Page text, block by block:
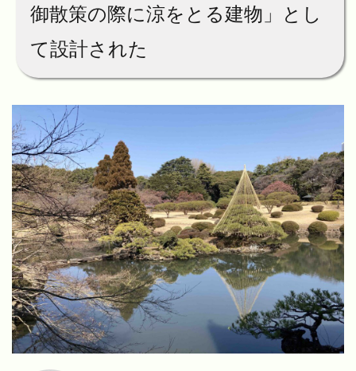
御散策の際に涼をとる建物」とし
て設計された